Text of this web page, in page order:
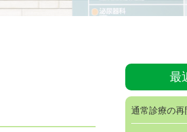
最
通常診療の再